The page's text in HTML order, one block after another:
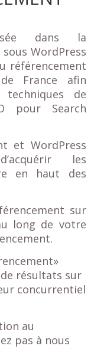
dans la
WordPress
référencement
France afin
techniques de
pour Search
et WordPress
les
en haut des
sur
long de votre
résultats sur
concurrentiel
au
pas à nous